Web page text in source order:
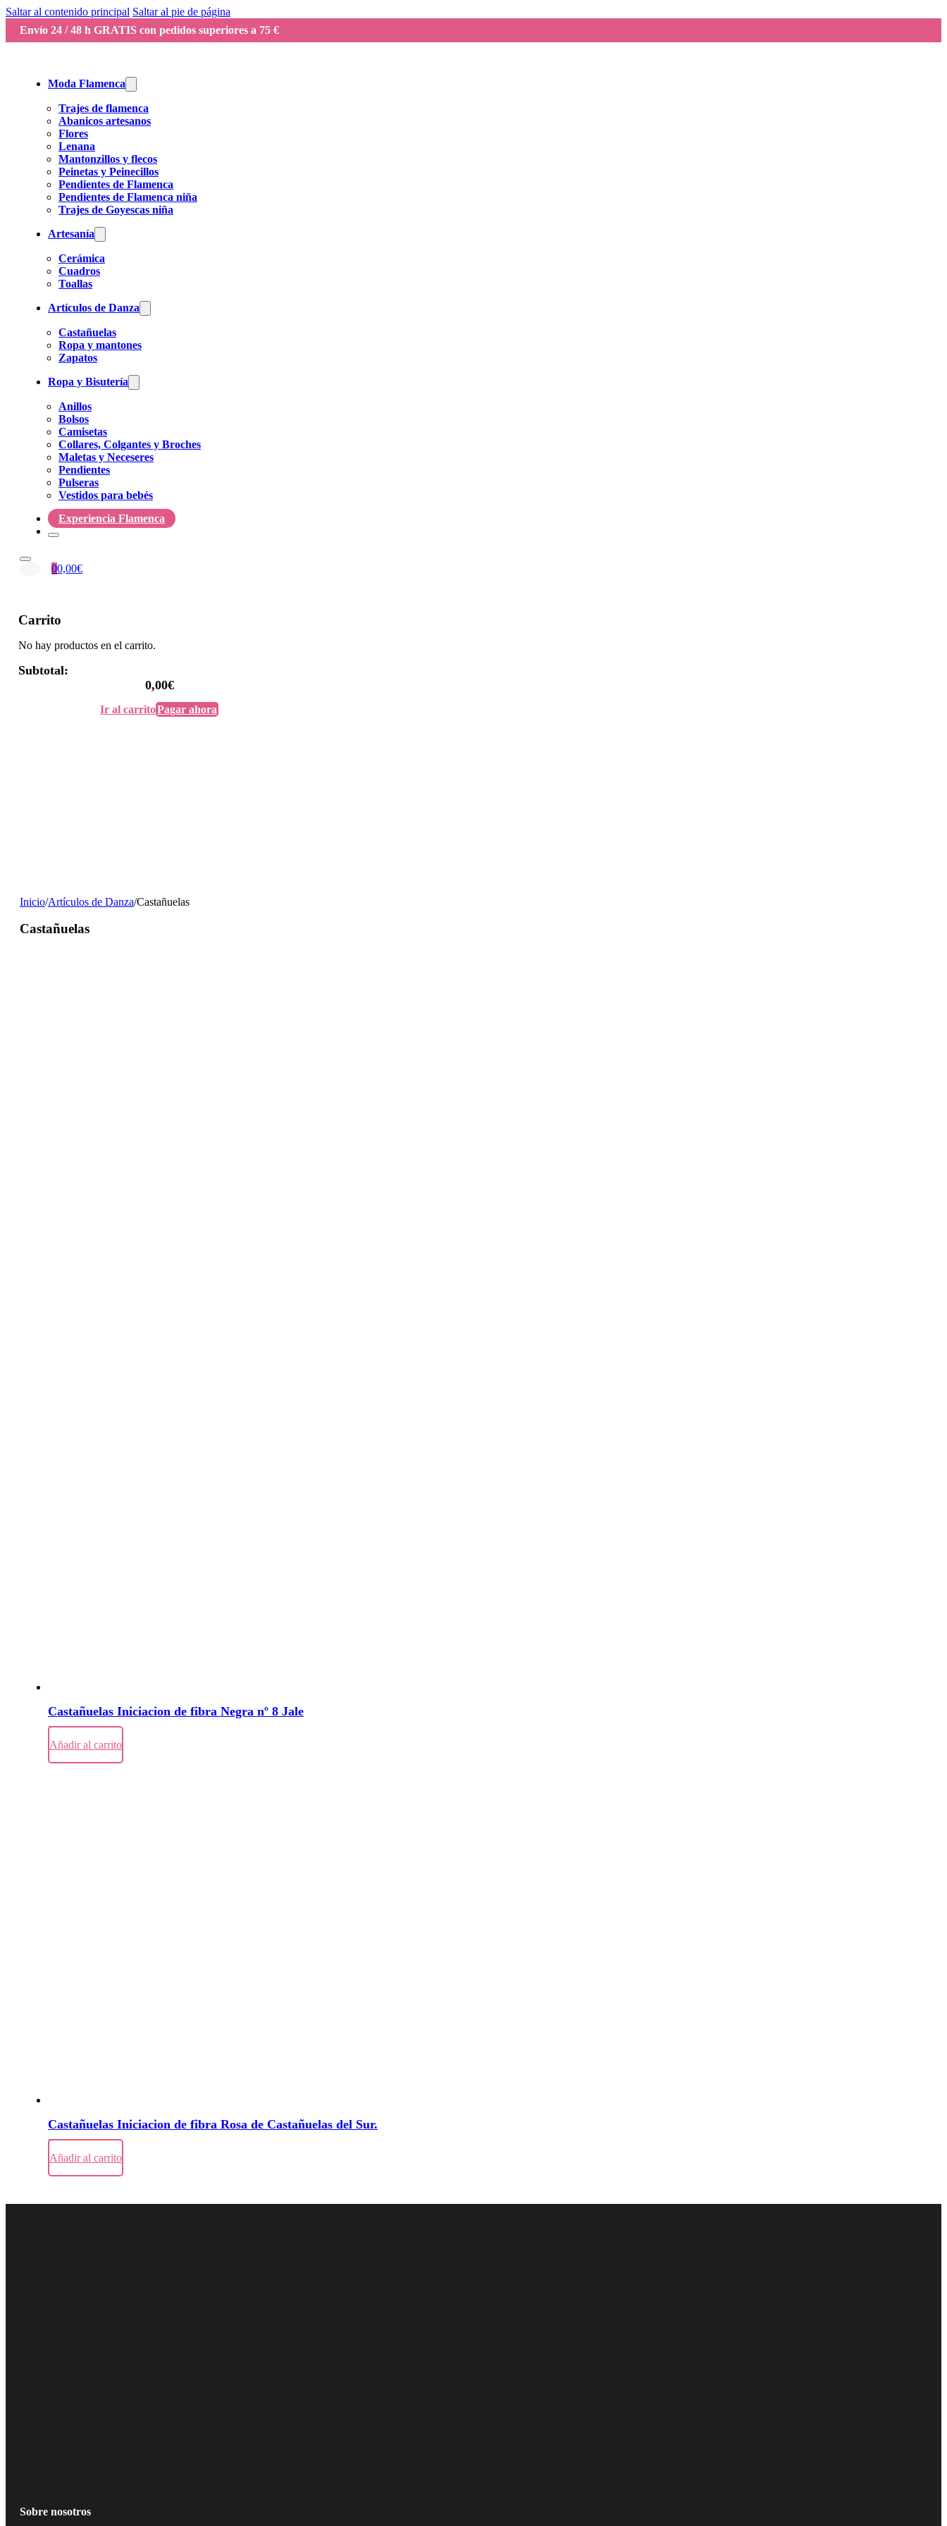
Saltar al contenido principal Saltar al pie de página
Envío 24 / 48 h GRATIS con pedidos superiores a 75 €
Moda Flamenca
Trajes de flamenca
Abanicos artesanos
Flores
Lenana
Mantonzillos y flecos
Peinetas y Peinecillos
Pendientes de Flamenca
Pendientes de Flamenca niña
Trajes de Goyescas niña
Artesanía
Cerámica
Cuadros
Toallas
Artículos de Danza
Castañuelas
Ropa y mantones
Zapatos
Ropa y Bisutería
Anillos
Bolsos
Camisetas
Collares, Colgantes y Broches
Maletas y Neceseres
Pendientes
Pulseras
Vestidos para bebés
Experiencia Flamenca
00,00€
Carrito
No hay productos en el carrito.
Subtotal:
0,00€
Ir al carritoPagar ahora
Inicio/Artículos de Danza/Castañuelas
Castañuelas
Castañuelas Iniciacion de fibra Negra nº 8 Jale
23,50€
Añadir al carrito
Castañuelas Iniciacion de fibra Rosa de Castañuelas del Sur.
39,00€
Añadir al carrito
Sobre nosotros